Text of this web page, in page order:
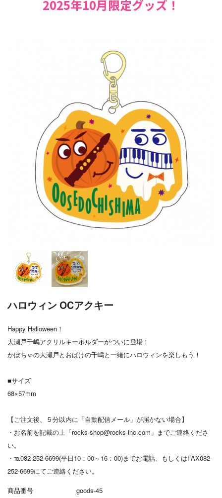
2025年10月限定グッズ！
ハロウィン OCアクキー
Happy Halloween！
大瀬戸千嶋アクリルキーホルダーがついに登場！
かぼちゃの大瀬戸とおばけの千嶋と一緒にハロウィンを楽しもう！
■サイズ
68×57mm
【ご注文後、５分以内に「自動配信メール」が届かない場合】
・お名前を記載の上「rocks-shop@rocks-inc.com」までご連絡くださ
い。
・℡082-252-6699(平日10：00～16：00)までお電話、もしくはFAX082-
252-6699にてご連絡ください。
商品番号 goods-45